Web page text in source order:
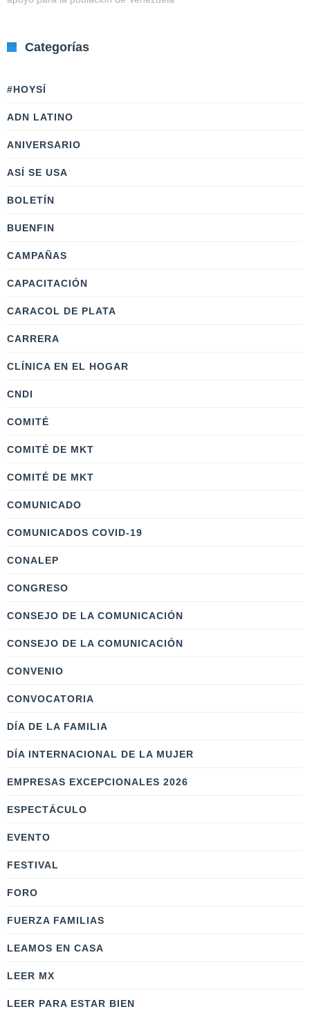
Categorías
#HOYSÍ
ADN LATINO
ANIVERSARIO
ASÍ SE USA
BOLETÍN
BUENFIN
CAMPAÑAS
CAPACITACIÓN
CARACOL DE PLATA
CARRERA
CLÍNICA EN EL HOGAR
CNDI
COMITÉ
COMITÉ DE MKT
COMITÉ DE MKT
COMUNICADO
COMUNICADOS COVID-19
CONALEP
CONGRESO
CONSEJO DE LA COMUNICACIÓN
CONSEJO DE LA COMUNICACIÓN
CONVENIO
CONVOCATORIA
DÍA DE LA FAMILIA
DÍA INTERNACIONAL DE LA MUJER
EMPRESAS EXCEPCIONALES 2026
ESPECTÁCULO
EVENTO
FESTIVAL
FORO
FUERZA FAMILIAS
LEAMOS EN CASA
LEER MX
LEER PARA ESTAR BIEN